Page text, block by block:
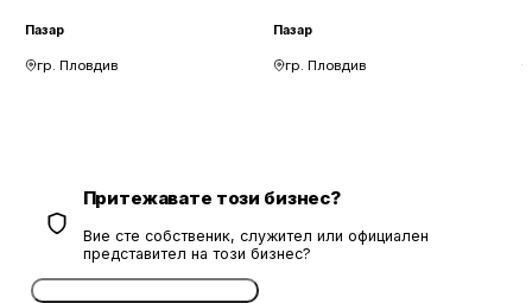
Пазар
гр. Пловдив
Пазар
гр. Пловдив
Притежавате този бизнес?
Вие сте собственик, служител или официален
представител на този бизнес?